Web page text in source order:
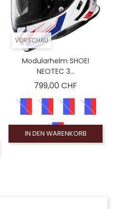
VORSCHAU
Modularhelm SHOEI
NEOTEC 3...
799,00 CHF
IN DEN WARENKORB